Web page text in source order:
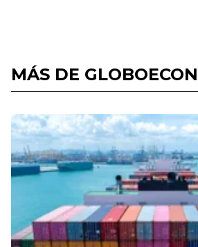
MÁS DE